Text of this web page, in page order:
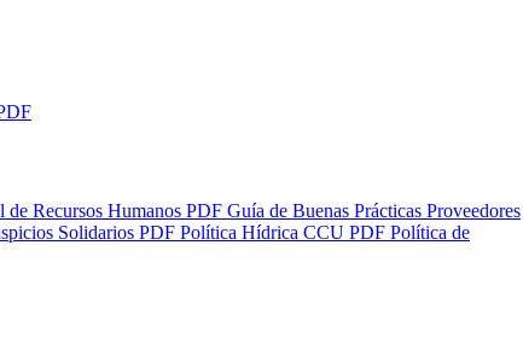
de Recursos Humanos PDF Guía de Buenas Prácticas Proveedores
Solidarios PDF Política Hídrica CCU PDF Política de